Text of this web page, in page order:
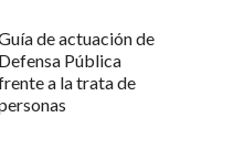
de actuación de
Defensa Pública
a la trata de